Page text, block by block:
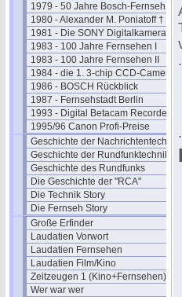
1979 - 50 Jahre Bosch-Fernseh
1980 - Alexander M. Poniatoff †
1981 - Die SONY Digitalkamera
1983 - 100 Jahre Fernsehen I
1983 - 100 Jahre Fernsehen II
1984 - die 1. 3-chip CCD-Camera
1986 - BOSCH Rückblick
1987 - Fernsehstadt Berlin
1993 - Digital Betacam Recorder
1995/96 Canon Profi-Preise
Geschichte der Nachrichtentechnik
Geschichte der Rundfunktechnik
Geschichte des Rundfunks
Die Geschichte der "RCA"
Die Technik Story
Die Fernseh Story
Große Erfinder
Laudatien Vorwort
Laudatien Fernsehen
Laudatien Film/Kino
Zeitzeugen 1 (Kino+Fernsehen)
Wer war wer
.
.